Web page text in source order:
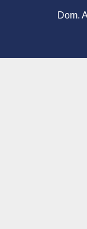
Dom.